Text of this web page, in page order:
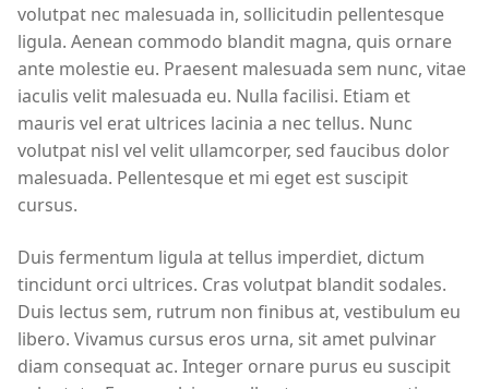
volutpat nec malesuada in, sollicitudin pellentesque
ligula. Aenean commodo blandit magna, quis ornare
ante molestie eu. Praesent malesuada sem nunc, vitae
iaculis velit malesuada eu. Nulla facilisi. Etiam et
mauris vel erat ultrices lacinia a nec tellus. Nunc
volutpat nisl vel velit ullamcorper, sed faucibus dolor
malesuada. Pellentesque et mi eget est suscipit
cursus.
Duis fermentum ligula at tellus imperdiet, dictum
tincidunt orci ultrices. Cras volutpat blandit sodales.
Duis lectus sem, rutrum non finibus at, vestibulum eu
libero. Vivamus cursus eros urna, sit amet pulvinar
diam consequat ac. Integer ornare purus eu suscipit